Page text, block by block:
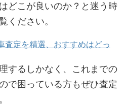
どこが良いのか？と迷う時
ください。
査定を精選、おすすめはどっ
するしかなく、これまでの
で困っている方もぜひ査定